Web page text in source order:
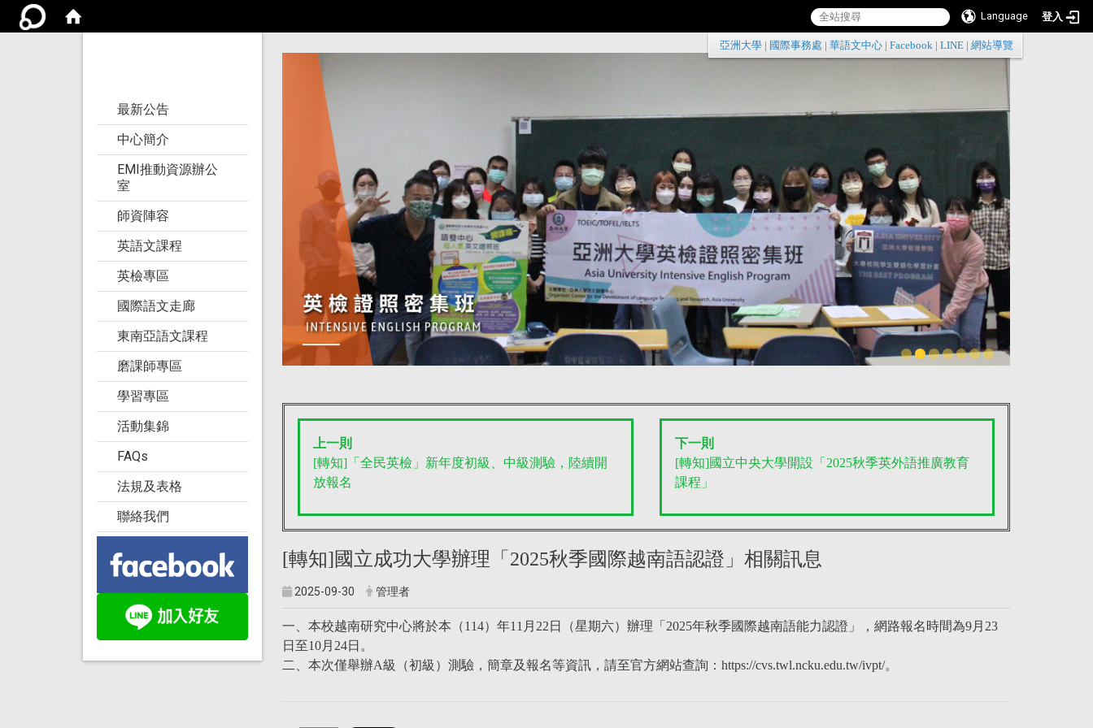
Language 登入
:::
亞洲大學 國際事務處 華語文中心 Facebook LINE 網站導覽
最新公告
中心簡介
EMI推動資源辦公
室
師資陣容
英語文課程
英檢專區
國際語文走廊
東南亞語文課程
磨課師專區
學習專區
活動集錦
FAQs
法規及表格
聯絡我們
上一則
[轉知]「全民英檢」新年度初級、中級測驗，陸續開
放報名
下一則
[轉知]國立中央大學開設「2025秋季英外語推廣教育
課程」
[轉知]國立成功大學辦理「2025秋季國際越南語認證」相關訊息
2025-09-30 管理者
一、本校越南研究中心將於本（114）年11月22日（星期六）辦理「2025年秋季國際越南語能力認證」，網路報名時間為9月23
日至10月24日。
二、本次僅舉辦A級（初級）測驗，簡章及報名等資訊，請至官方網站查詢：https://cvs.twl.ncku.edu.tw/ivpt/。